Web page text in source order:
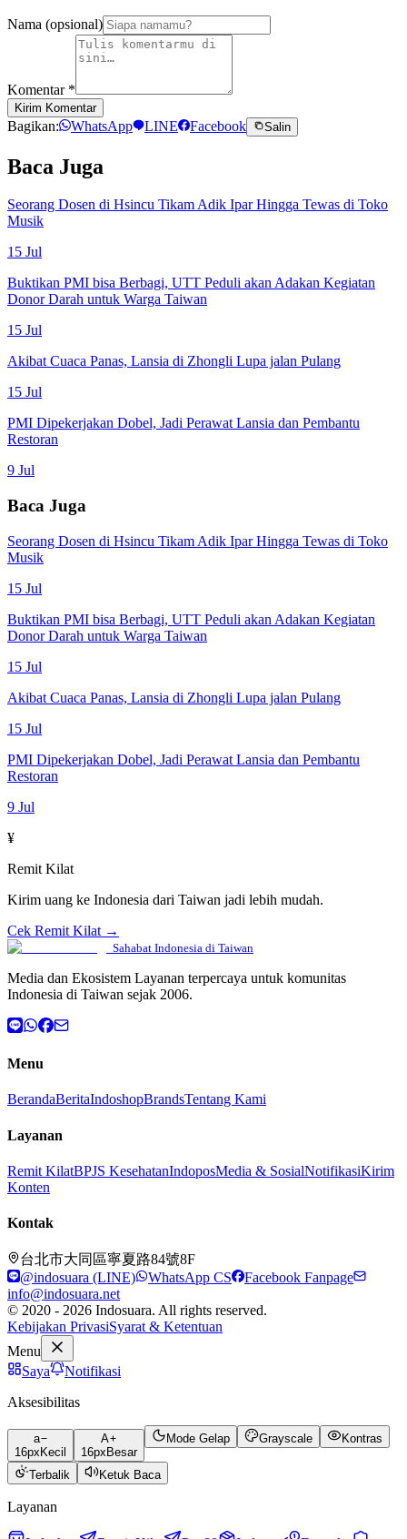
Nama (opsional)
Komentar *
Kirim Komentar
Bagikan: WhatsApp LINE Facebook Salin
Baca Juga
Seorang Dosen di Hsincu Tikam Adik Ipar Hingga Tewas di Toko
Musik
15 Jul
Buktikan PMI bisa Berbagi, UTT Peduli akan Adakan Kegiatan
Donor Darah untuk Warga Taiwan
15 Jul
Akibat Cuaca Panas, Lansia di Zhongli Lupa jalan Pulang
15 Jul
PMI Dipekerjakan Dobel, Jadi Perawat Lansia dan Pembantu
Restoran
9 Jul
Baca Juga
Seorang Dosen di Hsincu Tikam Adik Ipar Hingga Tewas di Toko
Musik
15 Jul
Buktikan PMI bisa Berbagi, UTT Peduli akan Adakan Kegiatan
Donor Darah untuk Warga Taiwan
15 Jul
Akibat Cuaca Panas, Lansia di Zhongli Lupa jalan Pulang
15 Jul
PMI Dipekerjakan Dobel, Jadi Perawat Lansia dan Pembantu
Restoran
9 Jul
¥
Remit Kilat
Kirim uang ke Indonesia dari Taiwan jadi lebih mudah.
Cek Remit Kilat →
Sahabat Indonesia di Taiwan
Media dan Ekosistem Layanan terpercaya untuk komunitas
Indonesia di Taiwan sejak 2006.
Menu
BerandaBeritaIndoshopBrandsTentang Kami
Layanan
Remit KilatBPJS KesehatanIndoposMedia & SosialNotifikasiKirim
Konten
Kontak
台北市大同區寧夏路84號8F
@indosuara (LINE)
WhatsApp CS
Facebook Fanpage
info@indosuara.net
© 2020 - 2026 Indosuara. All rights reserved.
Kebijakan PrivasiSyarat & Ketentuan
Menu
Saya
Notifikasi
Aksesibilitas
a
16px Kecil
A
16px Besar
Mode Gelap Grayscale Kontras
Terbalik Ketuk Baca
Layanan